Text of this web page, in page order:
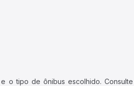
tipo de ônibus escolhido.